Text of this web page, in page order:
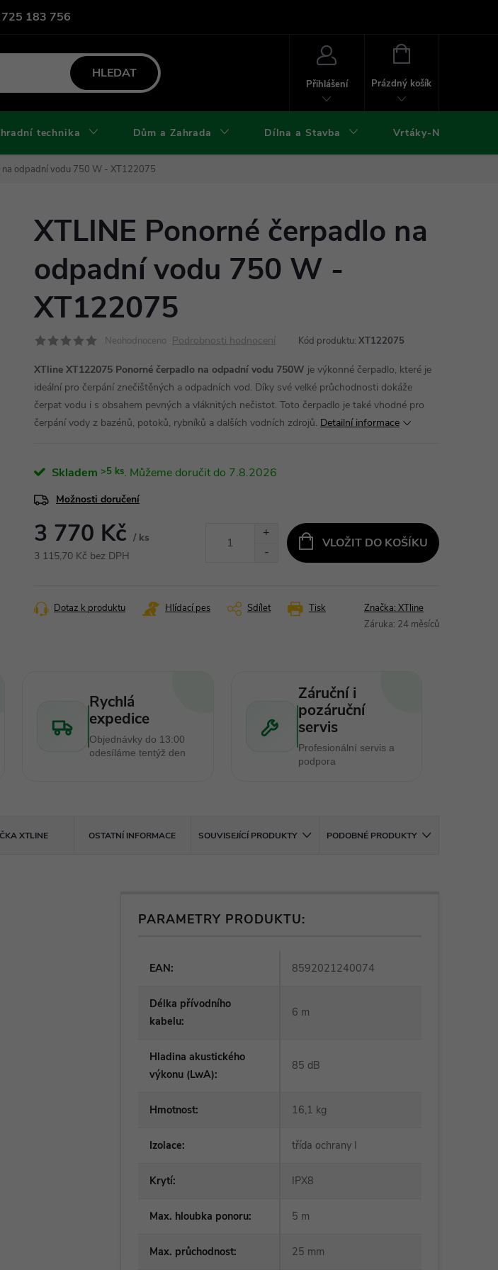
725 183 756
Podmínky ochrany osobních údajů a cookies
HLEDAT
Přihlášení
NÁKUPNÍ
Prázdný košík
technika Dům a Zahrada Dílna a Stavba Vrtáky-Nástroje
na odpadní vodu 750 W - XT122075
XTLINE Ponorné čerpadlo na
odpadní vodu 750 W -
XT122075
Neohodnoceno Podrobnosti hodnocení Kód produktu: XT122075
XTline XT122075 Ponorné čerpadlo na odpadní vodu 750W je výkonné čerpadlo, které je
ideální pro čerpání znečištěných a odpadních vod. Díky své velké průchodnosti dokáže
čerpat vodu i s obsahem pevných a vláknitých nečistot. Toto čerpadlo je také vhodné pro
čerpání vody z bazénů, potoků, rybníků a dalších vodních zdrojů. Detailní informace
Skladem >5 ks 7.8.2026
Možnosti doručení
3 770 Kč / ks
3 115,70 Kč bez DPH
VLOŽIT DO KOŠÍKU
Tisk
Dotaz k produktu Hlídací pes Sdílet Značka: XTline
Záruka: 24 měsíců
Rychlá
expedice
Objednávky do 13:00
odesíláme tentýž den
Záruční i
pozáruční
servis
Profesionální servis a
podpora
XTLINE OSTATNÍ INFORMACE SOUVISEJÍCÍ PRODUKTY PODOBNÉ PRODUKTY
PARAMETRY PRODUKTU:
EAN: 8592021240074
Délka přívodního
kabelu:
6 m
Hladina akustického
výkonu (LwA):
85 dB
Hmotnost: 16,1 kg
Izolace: třída ochrany I
Krytí: IPX8
Max. hloubka ponoru: 5 m
Max. průchodnost: 25 mm